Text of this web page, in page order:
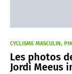
CYCLISME MASCULIN
Les photos
Jordi Meeus